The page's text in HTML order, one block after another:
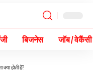
बिजनेस जॉब / वेकैंसी
होती है?